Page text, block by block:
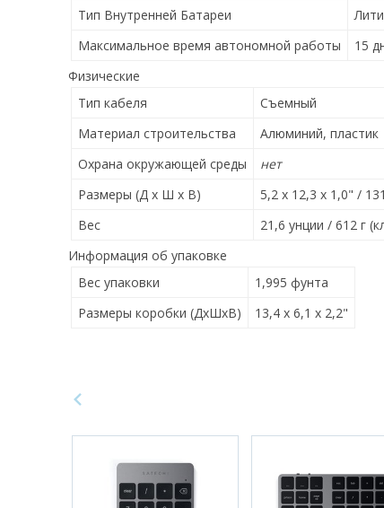
Тип Внутренней Батареи
Максимальное время автономной работы
15
Физические
Тип кабеля
Съемный
Материал строительства
Алюминий, пластик
Охрана окружающей среды
нет
Размеры (Д x Ш x В)
5,2 x 12,3 x 1,0" /
Вес
21,6 унции / 612 г
Информация об упаковке
Вес упаковки
1,995 фунта
Размеры коробки (ДxШxВ)
13,4 x 6,1 x 2,2"